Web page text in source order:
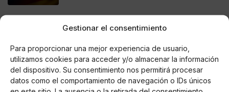
Gestionar el consentimiento
Para proporcionar una mejor experiencia de usuario,
utilizamos cookies para acceder y/o almacenar la información
del dispositivo. Su consentimiento nos permitirá procesar
datos como el comportamiento de navegación o IDs únicos
Mejores Casinos Online con Bitcoin y
Online Casino
Mejores casinos online con
criptomonedas y Bitcoin en México 2025